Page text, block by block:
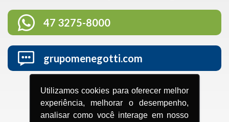
Utilizamos cookies para oferecer melhor
experiência, melhorar o desempenho,
analisar como você interage em nosso
47 3275-8000
grupomenegotti.com